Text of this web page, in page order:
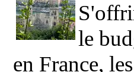
le
en France,